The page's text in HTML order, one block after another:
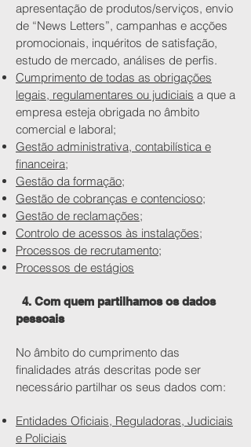
apresentação de produtos/serviços, envio
de “News Letters”, campanhas e acções
promocionais, inquéritos de satisfação,
estudo de mercado, análises de perfis.
Cumprimento de todas as obrigações
legais, regulamentares ou judiciais a que a
empresa esteja obrigada no âmbito
comercial e laboral;
Gestão administrativa, contabilística e
financeira;
Gestão da formação;
Gestão de cobranças e contencioso;
Gestão de reclamações;
Controlo de acessos às instalações;
Processos de recrutamento;
Processos de estágios
4. Com quem partilhamos os dados
pessoais
No âmbito do cumprimento das
finalidades atrás descritas pode ser
necessário partilhar os seus dados com:
Entidades Oficiais, Reguladoras, Judiciais
e Policiais